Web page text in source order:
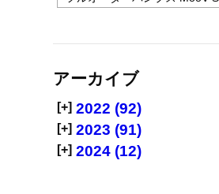
アーカイブ
[+] 2022 (92)
[+] 2023 (91)
[+] 2024 (12)